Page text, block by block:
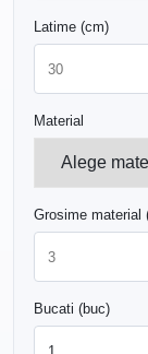
Latime (cm)
Material
Grosime material
Bucati (buc)